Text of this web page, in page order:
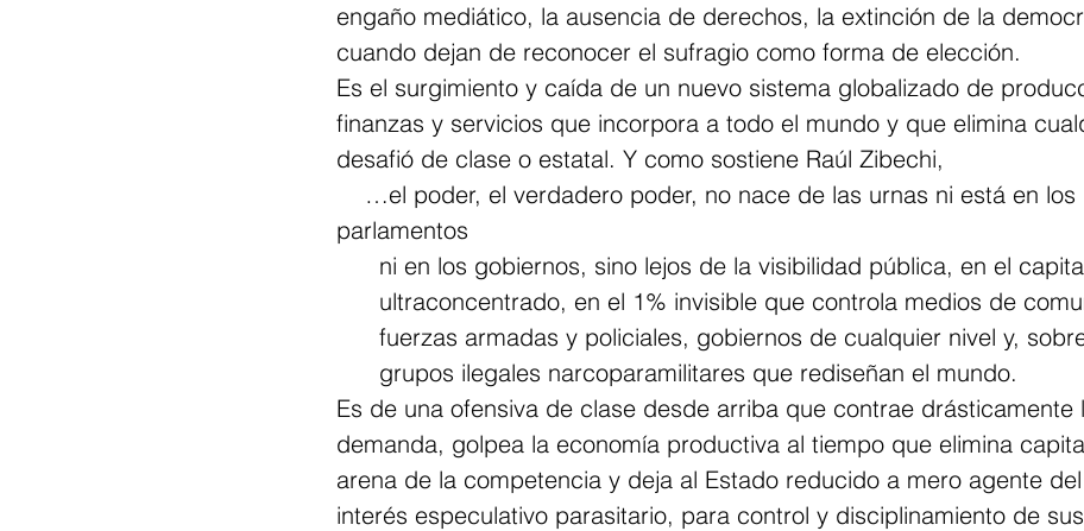
engaño mediático, la ausencia de derechos, la extinción de la
cuando dejan de reconocer el sufragio como forma de elección.
Es el surgimiento y caída de un nuevo sistema globalizado de
finanzas y servicios que incorpora a todo el mundo y que elimina
desafió de clase o estatal. Y como sostiene Raúl Zibechi,
parlamentos
ni en los gobiernos, sino lejos de la visibilidad pública, en el
ultraconcentrado, en el 1% invisible que controla medios de
fuerzas armadas y policiales, gobiernos de cualquier nivel y,
      grupos ilegales narcoparamilitares que rediseñan el mundo.
Es de una ofensiva de clase desde arriba que contrae drásticamente
demanda, golpea la economía productiva al tiempo que elimina
arena de la competencia y deja al Estado reducido a mero agente
interés especulativo parasitario, para control y disciplinamiento de sus